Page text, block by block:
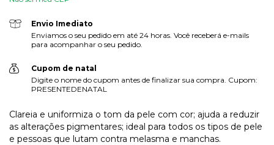
Envio Imediato
Enviamos o seu pedido em até 24 horas. Você receberá e-mails
para acompanhar o seu pedido.
Cupom de natal
Digite o nome do cupom antes de finalizar sua compra. Cupom:
PRESENTEDENATAL
Clareia e uniformiza o tom da pele com cor; ajuda a reduzir
as alterações pigmentares; ideal para todos os tipos de pele
e pessoas que lutam contra melasma e manchas.